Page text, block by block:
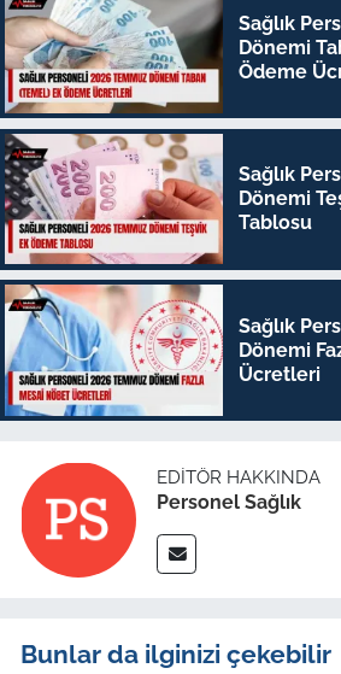
Sağlık
Dönemi
Ödeme
Sağlık
Dönemi
Tablosu
Sağlık
Dönemi
Ücretleri
EDITÖR HAKKINDA
Personel Sağlık
Bunlar da ilginizi çekebilir